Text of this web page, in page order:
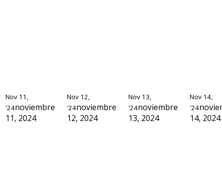
Nov 11,
'24noviembre
11, 2024
Nov 12,
'24noviembre
12, 2024
Nov 13,
'24noviembre
13, 2024
Nov 14,
'24
14, 2024